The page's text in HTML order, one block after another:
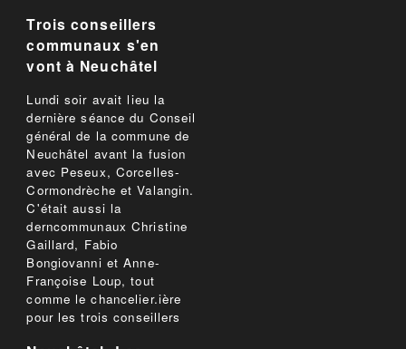
Trois conseillers
communaux s'en
vont à Neuchâtel
Lundi soir avait lieu la
dernière séance du Conseil
général de la commune de
Neuchâtel avant la fusion
avec Peseux, Corcelles-
Cormondrèche et Valangin.
C'était aussi la
derncommunaux Christine
Gaillard, Fabio
Bongiovanni et Anne-
Françoise Loup, tout
comme le chancelier.ière
pour les trois conseillers